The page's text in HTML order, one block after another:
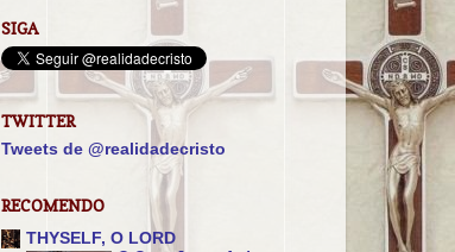
SIGA
TWITTER
Tweets de @realidadecristo
RECOMENDO
THYSELF, O LORD